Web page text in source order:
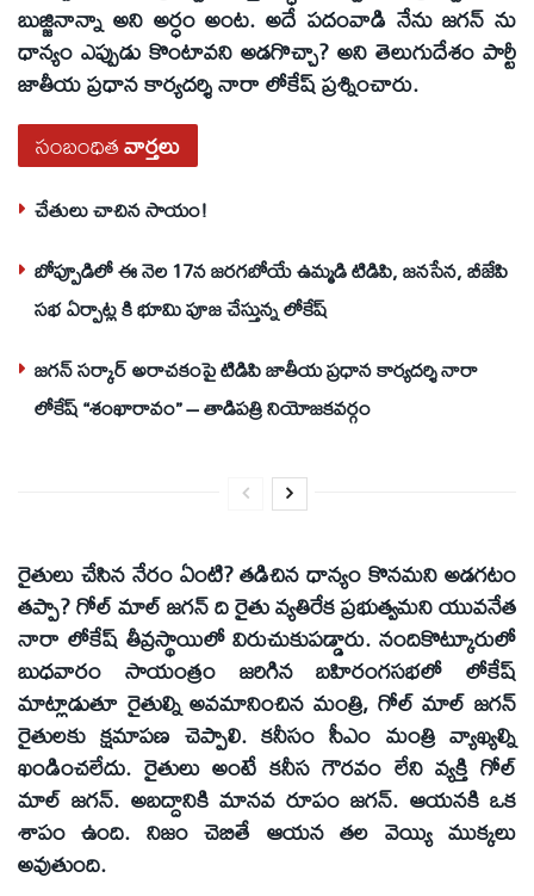
బుజ్జినాన్నా అని అర్ధం అంట. అదే పదంవాడి నేను జగన్ ను
ధాన్యం ఎప్పుడు కొంటావని అడగొచ్చా? అని తెలుగుదేశం పార్టీ
జాతీయ ప్రధాన కార్యదర్శి నారా లోకేష్ ప్రశ్నించారు.
సంబంధితవార్తలు
చేతులు చాచిన సాయం!
బోప్పూడిలో ఈ నెల 17న జరగబోయే ఉమ్మడి టిడిపి, జనసేన, బీజేపి
సభ ఏర్పాట్ల కి భూమి పూజ చేస్తున్న లోకేష్
జగన్ సర్కార్ అరాచకంపై టిడిపి జాతీయ ప్రధాన కార్యదర్శి నారా
లోకేష్ “శంఖారావం” – తాడిపత్రి నియోజకవర్గం
రైతులు చేసిన నేరం ఏంటి? తడిచిన ధాన్యం కొనమని అడగటం
తప్పా? గోల్ మాల్ జగన్ ది రైతు వ్యతిరేక ప్రభుత్వమని యువనేత
నారా లోకేష్ తీవ్రస్థాయిలో విరుచుకుపడ్డారు. నందికొట్కూరులో
బుధవారం సాయంత్రం జరిగిన బహిరంగసభలో లోకేష్
మాట్లాడుతూ రైతుల్ని అవమానించిన మంత్రి, గోల్ మాల్ జగన్
రైతులకు క్షమాపణ చెప్పాలి. కనీసం సీఎం మంత్రి వ్యాఖ్యల్ని
ఖండించలేదు. రైతులు అంటే కనీస గౌరవం లేని వ్యక్తి గోల్
మాల్ జగన్. అబద్దానికి మానవ రూపం జగన్. ఆయనకి ఒక
శాపం ఉంది. నిజం చెబితే ఆయన తల వెయ్యి ముక్కలు
అవుతుంది.